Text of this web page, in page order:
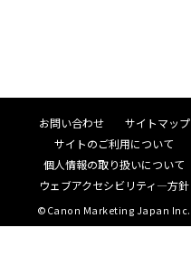
お問い合わせ
サイトマップ
サイトのご利用について
個人情報の取り扱いについて
ウェブアクセシビリティ―方針
©Canon Marketing Japan Inc.